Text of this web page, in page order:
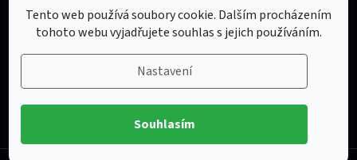
Tento web používá soubory cookie. Dalším procházením
tohoto webu vyjadřujete souhlas s jejich používáním.
Nastavení
Souhlasím